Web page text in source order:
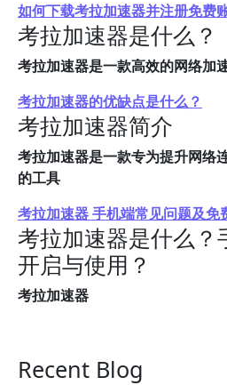
如何下载考拉加速器并注册免费
考拉加速器是什么？
考拉加速器是一款高效的网络加
考拉加速器的优缺点是什么？
考拉加速器简介
考拉加速器是一款专为提升网络
的工具
考拉加速器 手机端常见问题及免
考拉加速器是什么？
开启与使用？
考拉加速器
Recent Blog